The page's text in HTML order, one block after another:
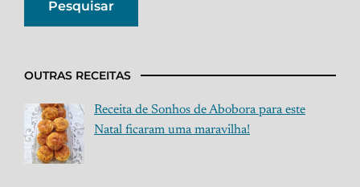
OUTRAS RECEITAS
Receita de Sonhos de Abobora para este
Natal ficaram uma maravilha!